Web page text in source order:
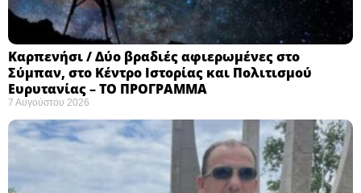
Καρπενήσι / Δύο βραδιές αφιερωμένες στο
Σύμπαν, στο Κέντρο Ιστορίας και Πολιτισμού
Ευρυτανίας – ΤΟ ΠΡΟΓΡΑΜΜΑ
7 Αυγούστου 2026